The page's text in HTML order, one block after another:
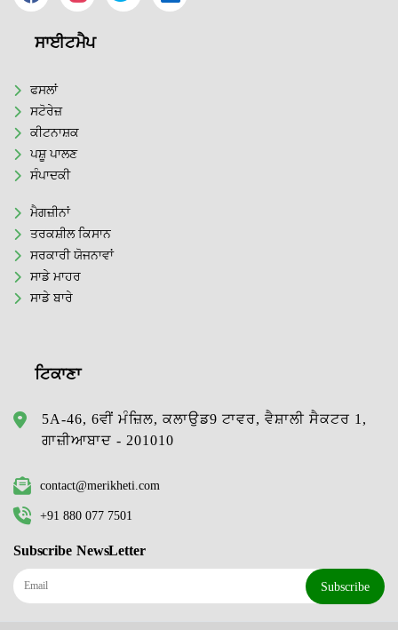
ਸਾਈਟਮੈਪ
ਫਸਲਾਂ
ਸਟੋਰੇਜ਼
ਕੀਟਨਾਸ਼ਕ
ਪਸ਼ੂ ਪਾਲਣ
ਸੰਪਾਦਕੀ
ਮੈਗਜ਼ੀਨਾਂ
ਤਰਕਸ਼ੀਲ ਕਿਸਾਨ
ਸਰਕਾਰੀ ਯੋਜਨਾਵਾਂ
ਸਾਡੇ ਮਾਹਰ
ਸਾਡੇ ਬਾਰੇ
ਟਿਕਾਣਾ
5A-46, 6ਵੀਂ ਮੰਜ਼ਿਲ, ਕਲਾਉਡ9 ਟਾਵਰ, ਵੈਸ਼ਾਲੀ ਸੈਕਟਰ 1,
ਗਾਜ਼ੀਆਬਾਦ - 201010
contact@merikheti.com
+91 880 077 7501
Subscribe NewsLetter
Subscribe